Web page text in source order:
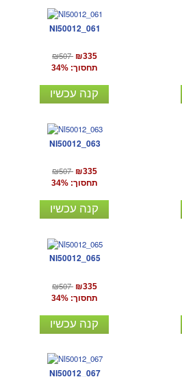
NI50012_061
₪507 ₪335
תחסוך: 34%
קנה עכשיו
NI50012_063
₪507 ₪335
תחסוך: 34%
קנה עכשיו
NI50012_065
₪507 ₪335
תחסוך: 34%
קנה עכשיו
NI50012_067